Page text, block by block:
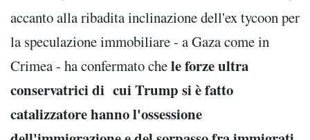
accanto alla ribadita inclinazione dell'ex tycoon per
la speculazione immobiliare - a Gaza come in
Crimea - ha confermato chele forze ultra
conservatrici di cui Trump si è fatto
catalizzatore hanno l'ossessione